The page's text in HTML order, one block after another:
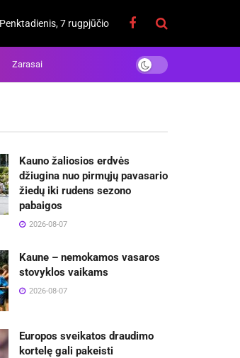
Penktadienis, 7 rugpjūčio
Zarasai
Kauno žaliosios erdvės
džiugina nuo pirmųjų pavasario
žiedų iki rudens sezono
pabaigos
2026-08-07
Kaune – nemokamos vasaros
stovyklos vaikams
2026-08-07
Europos sveikatos draudimo
kortelę gali pakeisti